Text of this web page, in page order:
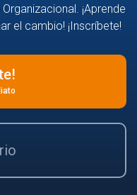
¡Aprende
el cambio! ¡Inscríbete!